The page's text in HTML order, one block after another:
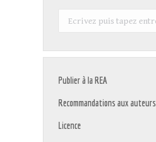
Recherche
Publier à la REA
Recommandations aux auteurs
Licence